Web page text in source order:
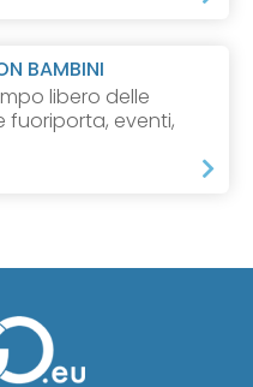
BAMBINI
libero delle
fuoriporta, eventi,